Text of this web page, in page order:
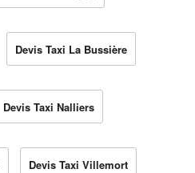
Devis Taxi La Bussière
Devis Taxi Nalliers
Devis Taxi Villemort